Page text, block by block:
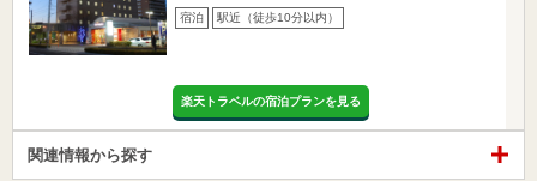
宿泊 駅近（徒歩10分以内）
楽天トラベルの宿泊プランを見る
関連情報から探す